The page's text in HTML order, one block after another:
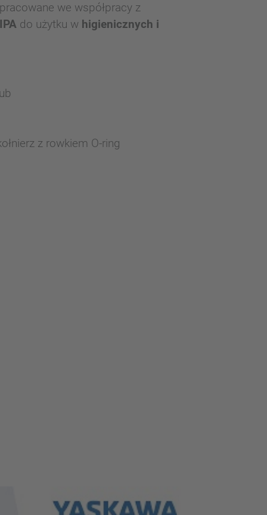
we współpracy z
do użytku w higienicznych i
z rowkiem O-ring